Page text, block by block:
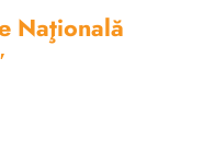
Naţională